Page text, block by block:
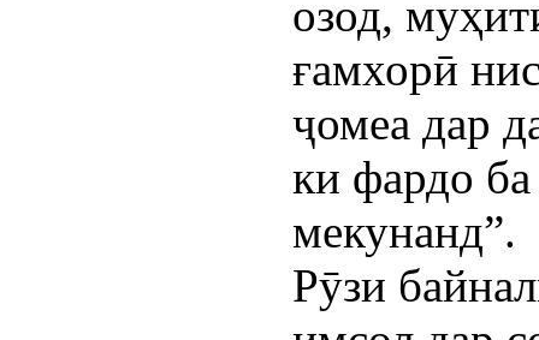
озод,
ғамхорӣ
ҷомеа дар
ки фардо
мекунанд”.
Рӯзи